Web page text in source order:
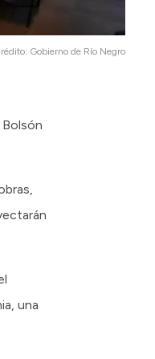
Gobierno de Río Negro
una